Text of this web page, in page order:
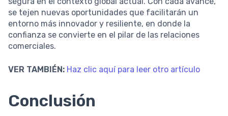
se tejen nuevas oportunidades que facilitarán un
entorno más innovador y resiliente, en donde la
confianza se convierte en el pilar de las relaciones
comerciales.
VER TAMBIÉN: Haz clic aquí para leer otro artículo
Conclusión